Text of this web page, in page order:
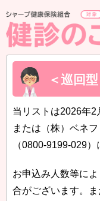
＜巡回
当リストは2026年
または（株）ベネ
（0800-9199-029
お申込み人数等に
合がございます。